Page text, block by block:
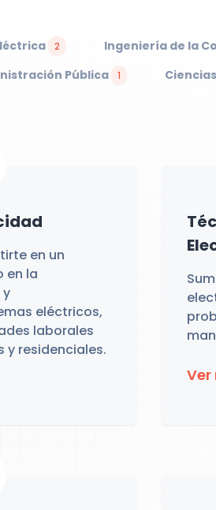
2 Ingeniería de la
Pública 1
en un
en la
eléctricos,
laborales
y residenciales.